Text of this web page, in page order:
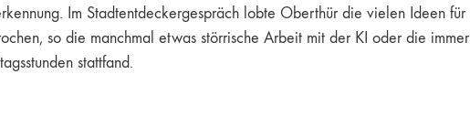
Im Stadtentdeckergespräch lobte Oberthür die vielen Ideen für
so die manchmal etwas störrische Arbeit mit der KI oder die immer
stattfand.